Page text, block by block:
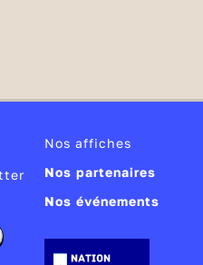
Nos affiches
Nos partenaires
Nos événements